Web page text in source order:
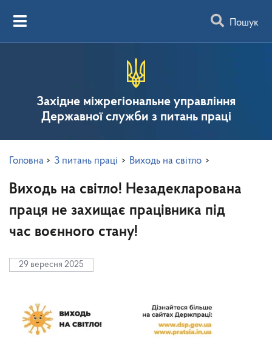
Пошук
Західне міжрегіональне управління
Державної служби з питань праці
Головна > З питань праці > Виходь на світло >
Виходь на світло! Незадекларована
праця не захищає працівника під
час воєнного стану!
29 вересня 2025